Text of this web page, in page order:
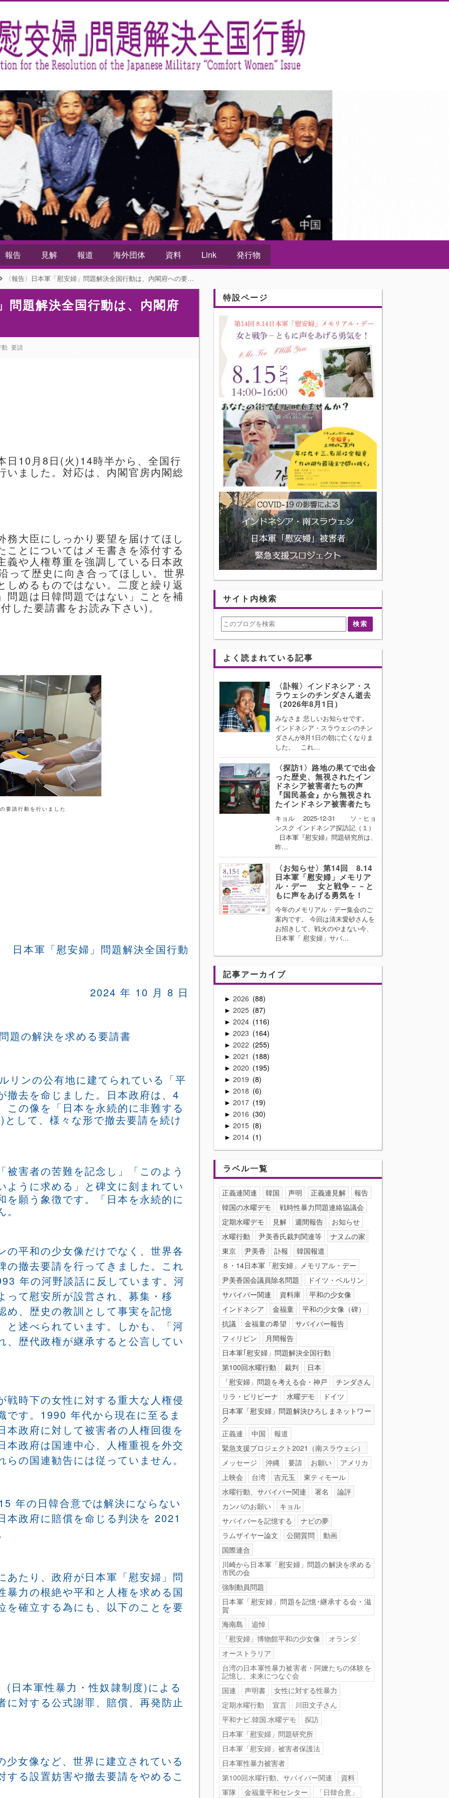
報告 見解 報道 海外団体 資料 Link 発行物
〈報告〉日本軍「慰安婦」問題解決全国行動は、内閣府への要請行動をしました
問題解決全国行動は、内閣府
要請
日 10 月8日 (火 )14時半から、全国行
いました。対応は、内閣官房内閣総
務大臣にしっかり要望を届けてほし
ことについてはメモ書きを添付する
義や人権尊重を強調している日本政
って歴史に向き合ってほしい。世界
しめるものではない。二度と繰り返
問題は日韓問題ではない」ことを補
した要請書をお読み下さい)。
要請行動を行いました
日本軍「慰安婦」問題解決全国行動
2024 年 10 月 8 日
題の解決を求める要請書
リンの公有地に建てられている「平
撤去を命じ ました。日本政府は、4
この像を「日本を永続的に非難する
) として、様々な形で撤去要請を続け
害者の苦難を記念し」「このよう
ように求める」と碑文に刻まれてい
を願う象徴です。「日本を永続的に
の平和の少女像だけでなく、世界各
の撤去要請を行ってきました。これ
年の河野談話に反しています。河
って慰安所が設営され、募集・移
め、歴史の教訓として事実を記憶
と述べられています。しかも、「河
、歴代政権が継承すると公言してい
戦時下の女性に対する重大な人権侵
す。 1990年代から現在に至るま
本政府に対して被害者の人権回復を
本政府は国連中心、人権重視を外交
の国連勧告には従っていません。
年の日韓合意では解決にならない
本政府に賠償を命じる判決を 2021
あたり、政府が日本軍「慰安婦」問
暴力の根絶や平和と人権を求める国
を確立する為にも、以下のことを要
( 日本軍性暴力・性奴隷制度) による
に対する公式謝罪、賠償、再発防止
少女像など、世界に建立されている
る設置妨害や撤去要請をやめるこ
特設ページ
サイト内検索
よく読まれている記事
〈訃報〉インドネシア・ス
ラウェシのチンダさん逝去
（2026年8月1日）
みなさま 悲しいお知らせです。
インドネシア・スラウェシのチン
ダさんが8月1日の朝に亡くなりま
した。 これ…
〈探訪1〉路地の果てで出会
った歴史、無視されたイン
ドネシア被害者たちの声
『国民基金』から無視され
たインドネシア被害者たち
キョル 2025-12-31 ソ・ヒョ
ンスク インドネシア探訪記（１）
日本軍『慰安婦』問題研究所は、
昨…
〈お知らせ〉第14回 8.14
日本軍「慰安婦」メモリア
ル・デー 女と戦争－－と
もに声をあげる勇気を！
今年のメモリアル・デー集会のご
案内です。 今回は清末愛砂さんを
お招きして、戦火のやまない今、
日本軍「 慰安婦」サバ…
記事アーカイブ
► 2026 88
► 2025 87
► 2024 116
► 2023 164
► 2022 255
► 2021 188
► 2020 195
► 2019 8
► 2018 6
► 2017 19
► 2016 30
► 2015 8
► 2014 1
ラベル一覧
正義連関連 韓国 声明 正義連見解
報告
韓国の水曜デモ
戦時性暴力問題連絡協議会
定期水曜デモ
見解 週間報告
お知らせ
水曜行動
尹美香氏裁判関連等
ナヌムの家
東京
尹美香 訃報
韓国報道
８・14日本軍「慰安婦」メモリアル・デー
尹美香国会議員除名問題
ドイツ・ベルリン
サバイバー関連
資料庫
平和の少女像
インドネシア
金福童
平和の少女像（碑）
抗議
金福童の希望
サバイバー報告
フィリピン
月間報告
日本軍｢慰安婦」問題解決全国行動
第100回水曜行動
裁判
日本
「慰安婦」問題を考える会・神戸
チンダさん
リラ・ピリピーナ
水曜デモ
ドイツ
日本軍「慰安婦」問題解決ひろしまネットワー
ク
正義連
中国
報道
緊急支援プロジェクト2021（南スラウェシ）
メッセージ
沖縄 要請 お願い
アメリカ
上映会
台湾 吉元玉
東ティモール
水曜行動、サバイバー関連
署名
論評
カンパのお願い
キョル
サバイバーを記憶する
ナビの夢
ラムザイヤー論文
公開質問
動画
国際連合
川崎から日本軍「慰安婦」問題の解決を求める
市民の会
強制動員問題
日本軍「慰安婦」問題を記憶･継承する会・滋
賀
海南島
追悼
「慰安婦」博物館平和の少女像
オランダ
オーストラリア
台湾の日本軍性暴力被害者・阿嬤たちの体験を
記憶し、未来につなぐ会
国連
声明書
女性に対する性暴力
定期水曜行動
宣言
川田文子さん
平和ナビ.韓国.水曜デモ
探訪
日本軍「慰安婦」問題研究所
日本軍「慰安婦」被害者保護法
日本軍性暴力被害者
第100回水曜行動、サバイバー関連
資料
軍隊
金福童平和センター 「日韓合意」